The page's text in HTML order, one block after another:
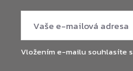
Vložením e-mailu souhlasíte s